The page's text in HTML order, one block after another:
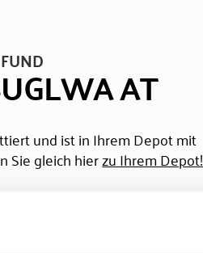
AT
und ist in Ihrem Depot mit
Sie gleich hierzu Ihrem Depot!